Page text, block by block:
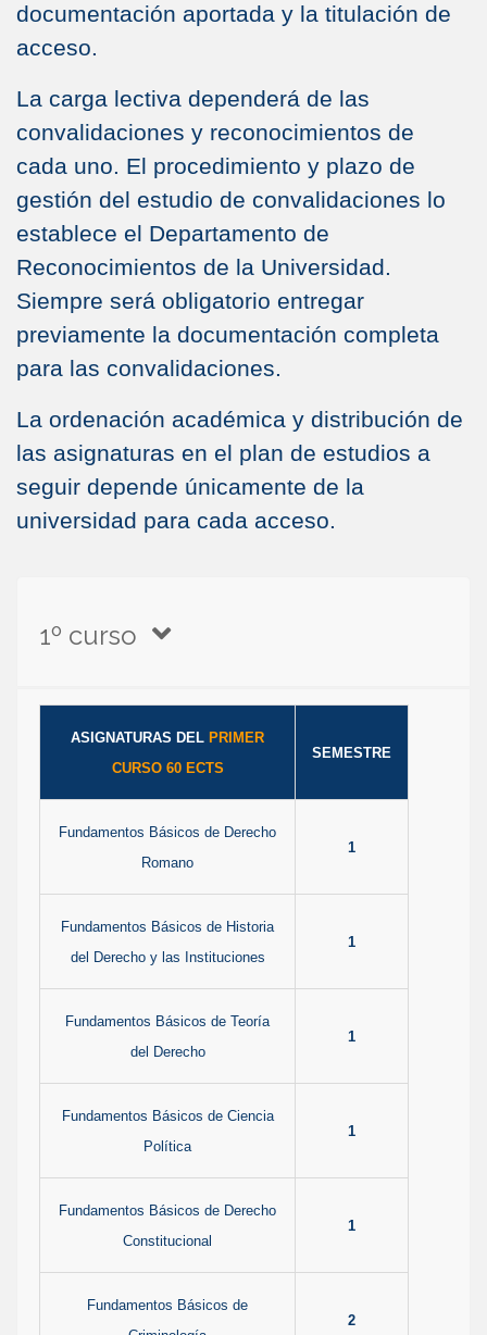
documentación aportada y la titulación de
acceso.
La carga lectiva dependerá de las
convalidaciones y reconocimientos de
cada uno. El procedimiento y plazo de
gestión del estudio de convalidaciones lo
establece el Departamento de
Reconocimientos de la Universidad.
Siempre será obligatorio entregar
previamente la documentación completa
para las convalidaciones.
La ordenación académica y distribución de
las asignaturas en el plan de estudios a
seguir depende únicamente de la
universidad para cada acceso.
1º curso
ASIGNATURAS DEL PRIMER
CURSO 60 ECTS
SEMESTRE
Fundamentos Básicos de Derecho
Romano
1
Fundamentos Básicos de Historia
del Derecho y las Instituciones
1
Fundamentos Básicos de Teoría
del Derecho
1
Fundamentos Básicos de Ciencia
Política
1
Fundamentos Básicos de Derecho
Constitucional
1
Fundamentos Básicos de
2